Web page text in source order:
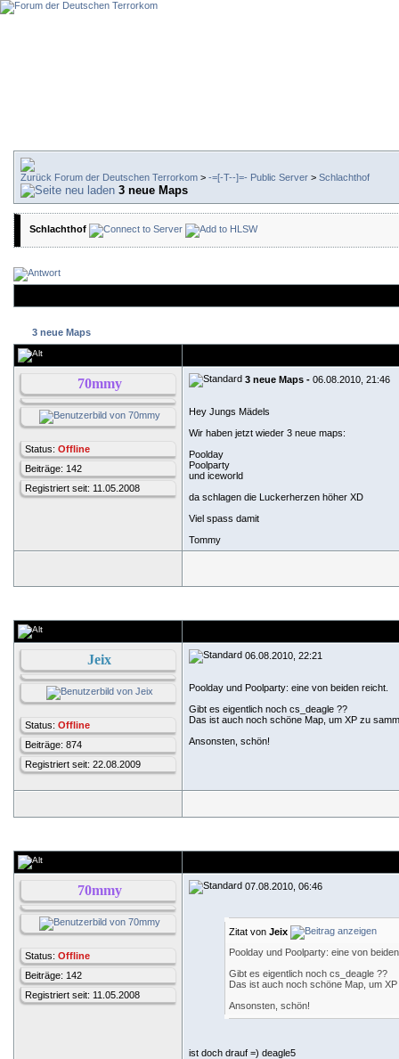
Forum der Deutschen Terrorkom > -=[-T--]=- Public Server > Schlachthof
3 neue Maps
Schlachthof
3 neue Maps
70mmy
Status: Offline
Beiträge: 142
Registriert seit: 11.05.2008
3 neue Maps - 06.08.2010, 21:46
Hey Jungs Mädels
Wir haben jetzt wieder 3 neue maps:
Poolday
Poolparty
und iceworld
da schlagen die Luckerherzen höher XD
Viel spass damit
Tommy
Jeix
Status: Offline
Beiträge: 874
Registriert seit: 22.08.2009
06.08.2010, 22:21
Poolday und Poolparty: eine von beiden reicht.
Gibt es eigentlich noch cs_deagle ??
Das ist auch noch schöne Map, um XP zu
Ansonsten, schön!
70mmy
Status: Offline
Beiträge: 142
Registriert seit: 11.05.2008
07.08.2010, 06:46
Zitat von Jeix
Poolday und Poolparty: eine von
Gibt es eigentlich noch cs_deagle ??
Das ist auch noch schöne Map, um
Ansonsten, schön!
ist doch drauf =) deagle5